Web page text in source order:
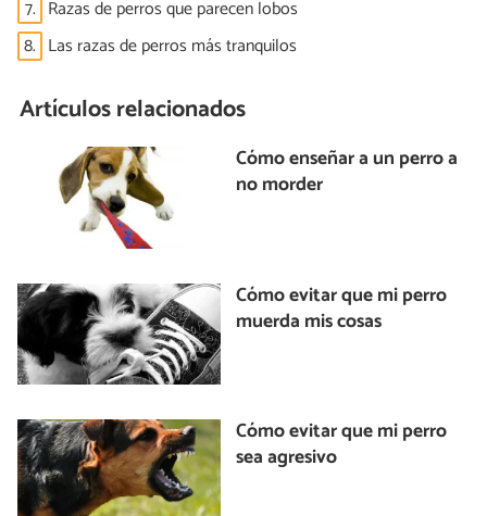
7. Razas de perros que parecen lobos
8. Las razas de perros más tranquilos
Artículos relacionados
Cómo enseñar a un perro a
no morder
Cómo evitar que mi perro
muerda mis cosas
Cómo evitar que mi perro
sea agresivo